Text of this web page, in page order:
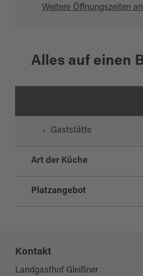
Weitere Öffnungszeiten
Alles auf einen
Gaststätte
Art der Küche
deutsch
regionale Küche
Platzangebot
Sitzplätze Außenbereich:
Kontakt
Landgasthof Gleißner